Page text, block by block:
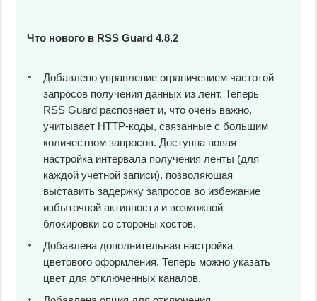
Что нового в RSS Guard 4.8.2
Добавлено управление ограничением частотой
запросов получения данных из лент. Теперь
RSS Guard распознает и, что очень важно,
учитывает HTTP-коды, связанные с большим
количеством запросов. Доступна новая
настройка интервала получения ленты (для
каждой учетной записи), позволяющая
выставить задержку запросов во избежание
избыточной активности и возможной
блокировки со стороны хостов.
Добавлена дополнительная настройка
цветового оформления. Теперь можно указать
цвет для отключенных каналов.